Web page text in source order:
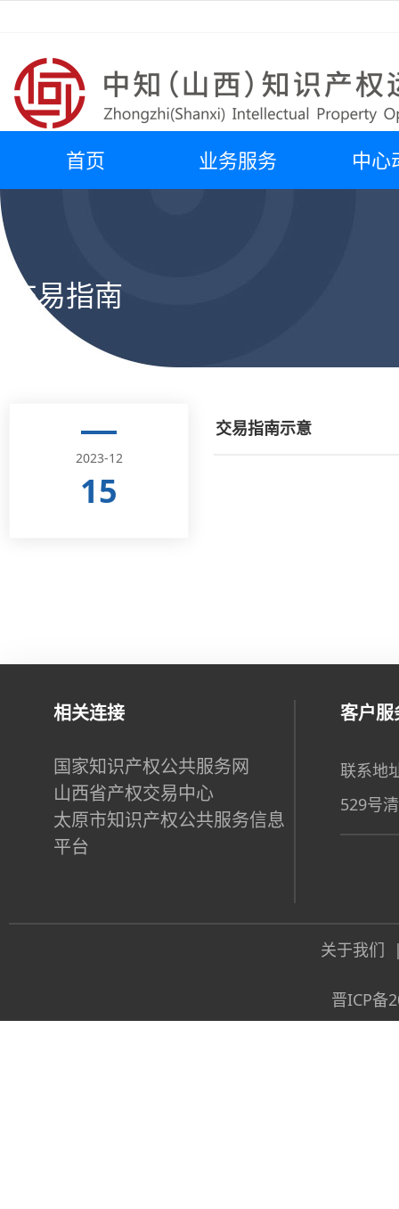
首页 业务服务 中心
交易指南
2023-12
15
交易指南示意
相关连接
国家知识产权公共服务网
山西省产权交易中心
太原市知识产权公共服务信息
平台
客户服
联系地
529号
关于我们
晋ICP备